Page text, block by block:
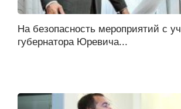
На безопасность мероприятий с
губернатора Юревича...